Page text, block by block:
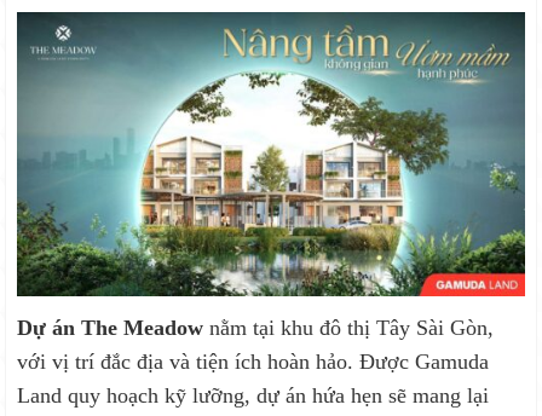
Dự án The Meadow nằm tại khu đô thị Tây Sài Gòn,
với vị trí đắc địa và tiện ích hoàn hảo. Được Gamuda
Land quy hoạch kỹ lưỡng, dự án hứa hẹn sẽ mang lại